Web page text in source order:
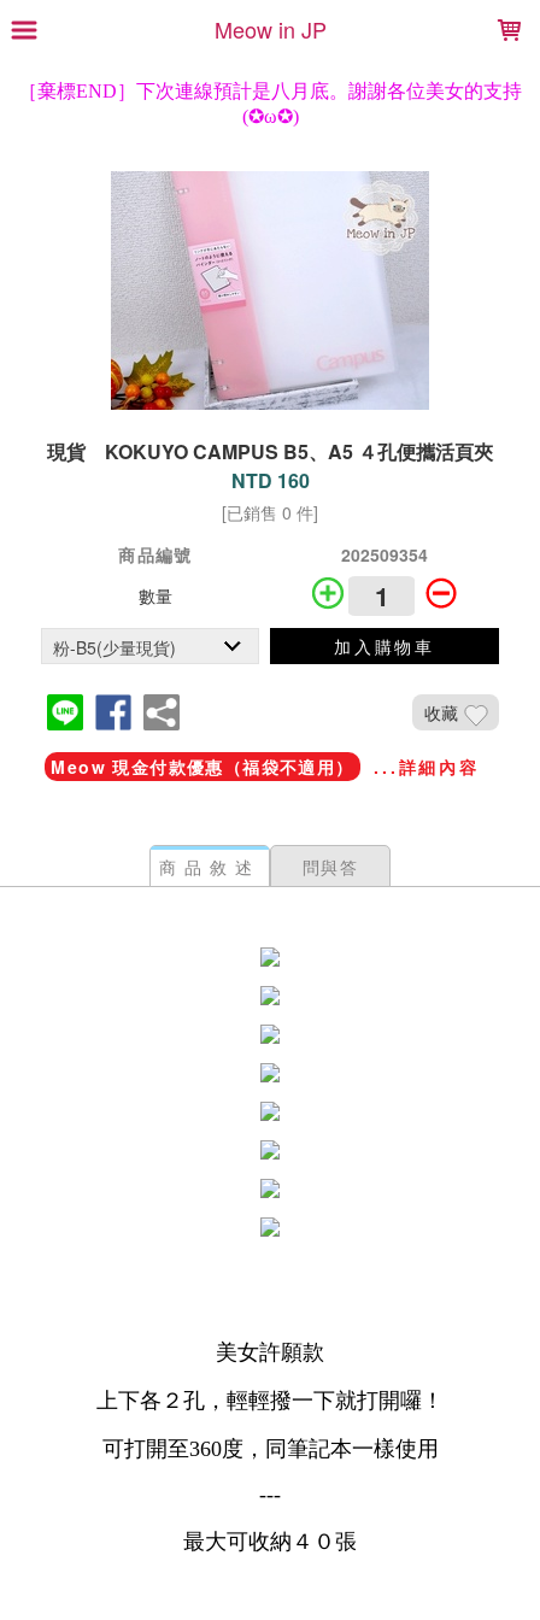
Meow in JP
現貨 KOKUYO CAMPUS B5、A5 ４孔便攜活頁夾
NTD 160
[已銷售 0 件]
商品編號
202509354
數量
加入購物車
收藏
Meow 現金付款優惠（福袋不適用） ...詳細內容
商品敘述 問與答